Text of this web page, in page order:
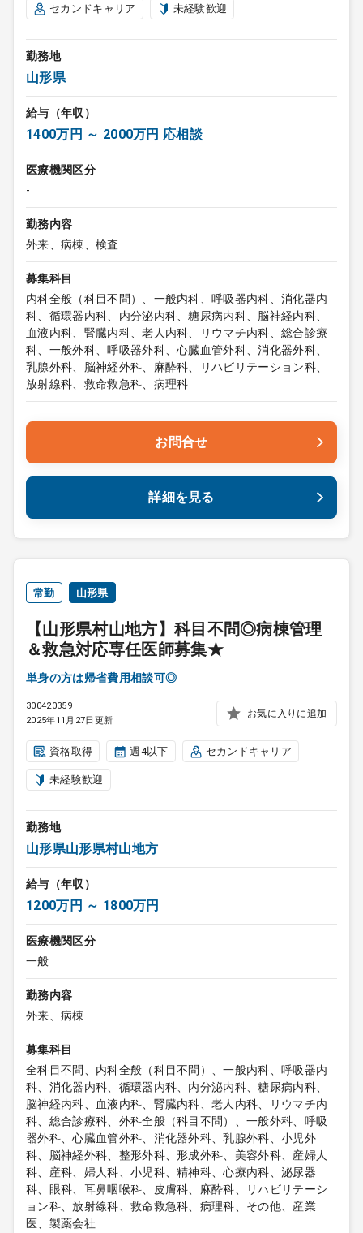
セカンドキャリア 未経験歓迎
勤務地
山形県
給与（年収）
1400万円 ～ 2000万円 応相談
医療機関区分
-
勤務内容
外来、病棟、検査
募集科目
内科全般（科目不問）、一般内科、呼吸器内科、消化器内
科、循環器内科、内分泌内科、糖尿病内科、脳神経内科、
血液内科、腎臓内科、老人内科、リウマチ内科、総合診療
科、一般外科、呼吸器外科、心臓血管外科、消化器外科、
乳腺外科、脳神経外科、麻酔科、リハビリテーション科、
放射線科、救命救急科、病理科
お問合せ
詳細を見る
常勤 山形県
【山形県村山地方】科目不問◎病棟管理
＆救急対応専任医師募集★
単身の方は帰省費用相談可◎
300420359
2025年11月27日更新
お気に入りに追加
資格取得 週4以下 セカンドキャリア
未経験歓迎
勤務地
山形県山形県村山地方
給与（年収）
1200万円 ～ 1800万円
医療機関区分
一般
勤務内容
外来、病棟
募集科目
全科目不問、内科全般（科目不問）、一般内科、呼吸器内
科、消化器内科、循環器内科、内分泌内科、糖尿病内科、
脳神経内科、血液内科、腎臓内科、老人内科、リウマチ内
科、総合診療科、外科全般（科目不問）、一般外科、呼吸
器外科、心臓血管外科、消化器外科、乳腺外科、小児外
科、脳神経外科、整形外科、形成外科、美容外科、産婦人
科、産科、婦人科、小児科、精神科、心療内科、泌尿器
科、眼科、耳鼻咽喉科、皮膚科、麻酔科、リハビリテーシ
ョン科、放射線科、救命救急科、病理科、その他、産業
医、製薬会社